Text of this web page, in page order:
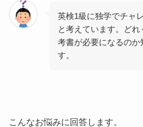
英検1級に独学でチャ
と考えています。どれ
考書が必要になるのか
す。
こんなお悩みに回答します。